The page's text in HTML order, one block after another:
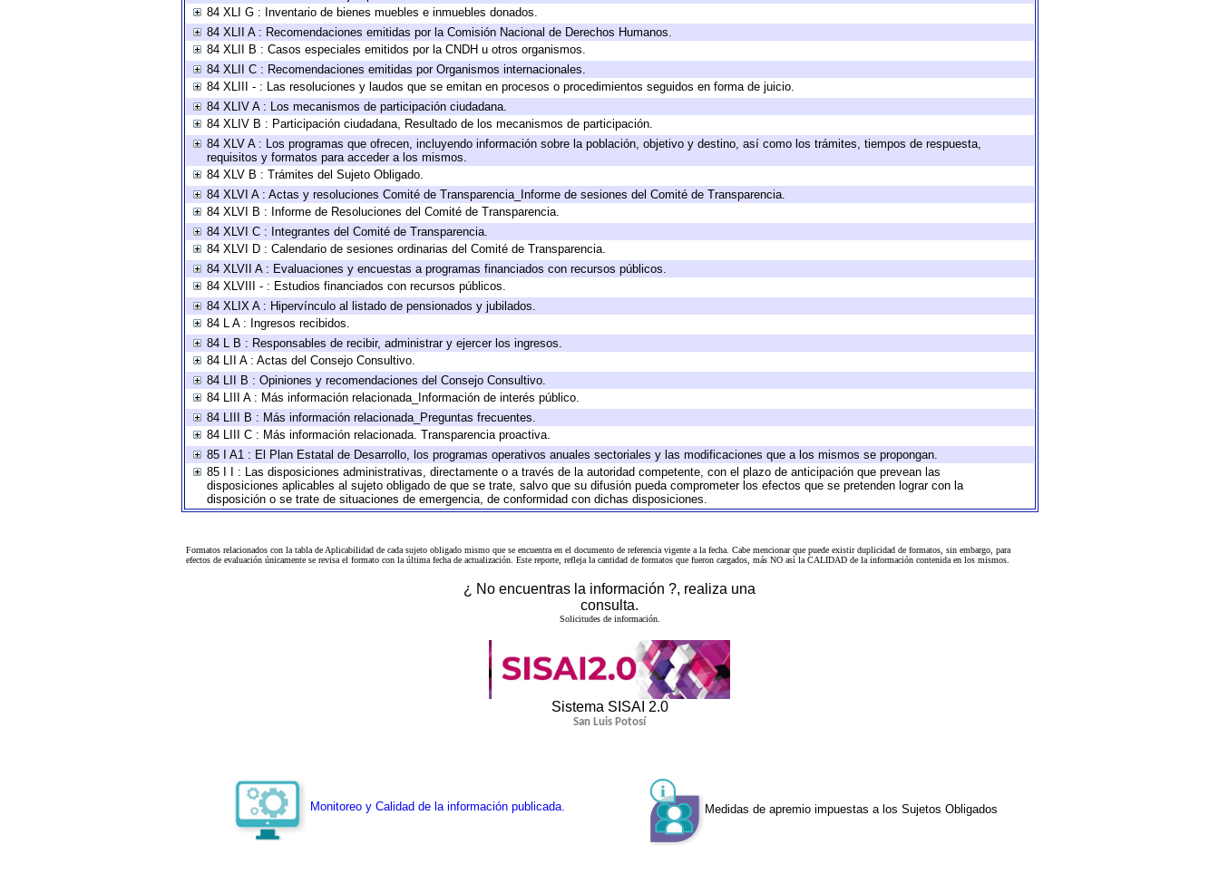
84 XLI G : Inventario de bienes muebles e inmuebles donados.
84 XLII A : Recomendaciones emitidas por la Comisión Nacional de Derechos Humanos.
84 XLII B : Casos especiales emitidos por la CNDH u otros organismos.
84 XLII C : Recomendaciones emitidas por Organismos internacionales.
84 XLIII - : Las resoluciones y laudos que se emitan en procesos o procedimientos seguidos en forma de juicio.
84 XLIV A : Los mecanismos de participación ciudadana.
84 XLIV B : Participación ciudadana, Resultado de los mecanismos de participación.
84 XLV A : Los programas que ofrecen, incluyendo información sobre la población, objetivo y destino, así como los trámites, tiempos de respuesta,
requisitos y formatos para acceder a los mismos.
84 XLV B : Trámites del Sujeto Obligado.
84 XLVI A : Actas y resoluciones Comité de Transparencia_Informe de sesiones del Comité de Transparencia.
84 XLVI B : Informe de Resoluciones del Comité de Transparencia.
84 XLVI C : Integrantes del Comité de Transparencia.
84 XLVI D : Calendario de sesiones ordinarias del Comité de Transparencia.
84 XLVII A : Evaluaciones y encuestas a programas financiados con recursos públicos.
84 XLVIII - : Estudios financiados con recursos públicos.
84 XLIX A : Hipervínculo al listado de pensionados y jubilados.
84 L A : Ingresos recibidos.
84 L B : Responsables de recibir, administrar y ejercer los ingresos.
84 LII A : Actas del Consejo Consultivo.
84 LII B : Opiniones y recomendaciones del Consejo Consultivo.
84 LIII A : Más información relacionada_Información de interés público.
84 LIII B : Más información relacionada_Preguntas frecuentes.
84 LIII C : Más información relacionada. Transparencia proactiva.
85 I A1 : El Plan Estatal de Desarrollo, los programas operativos anuales sectoriales y las modificaciones que a los mismos se propongan.
85 I I : Las disposiciones administrativas, directamente o a través de la autoridad competente, con el plazo de anticipación que prevean las
disposiciones aplicables al sujeto obligado de que se trate, salvo que su difusión pueda comprometer los efectos que se pretenden lograr con la
disposición o se trate de situaciones de emergencia, de conformidad con dichas disposiciones.
Formatos relacionados con la tabla de Aplicabilidad de cada sujeto obligado mismo que se encuentra en el documento de referenciavigente a la fecha. Cabe mencionar que puede existir duplicidad de formatos, sin embargo, para
efectos de evaluación únicamente se revisa el formato con la última fecha de actualización. Este reporte, refleja la cantidad de formatos que fueron cargados, más NO así la CALIDAD de la información contenida en los mismos.
¿ No encuentras la información ?, realiza una
consulta.
Solicitudes de información.
Sistema SISAI 2.0
San Luis Potosí
Monitoreo y Calidad de la información publicada. Medidas de apremio impuestas a los Sujetos Obligados